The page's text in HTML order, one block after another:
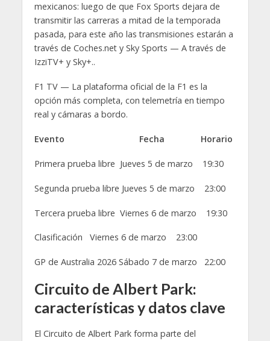
mexicanos: luego de que Fox Sports dejara de
transmitir las carreras a mitad de la temporada
pasada, para este año las transmisiones estarán a
través de Coches.net y Sky Sports — A través de
IzziTV+ y Sky+..
F1 TV — La plataforma oficial de la F1 es la
opción más completa, con telemetría en tiempo
real y cámaras a bordo.
Evento Fecha Horario
Primera prueba libre Jueves 5 de marzo 19:30
Segunda prueba libre Jueves 5 de marzo 23:00
Tercera prueba libre Viernes 6 de marzo 19:30
Clasificación Viernes 6 de marzo 23:00
GP de Australia 2026 Sábado 7 de marzo 22:00
Circuito de Albert Park:
características y datos clave
El Circuito de Albert Park forma parte del